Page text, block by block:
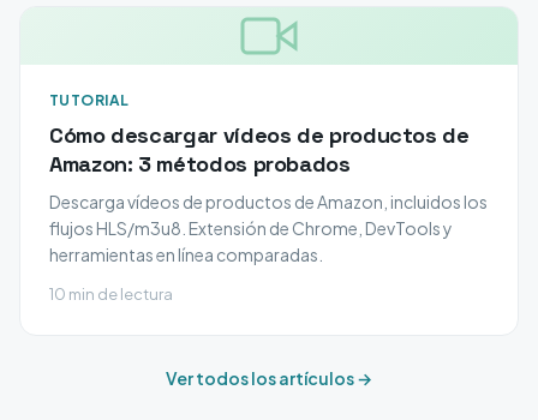
TUTORIAL
Cómo descargar vídeos de productos de
Amazon: 3 métodos probados
Descarga vídeos de productos de Amazon, incluidos los
flujos HLS/m3u8. Extensión de Chrome, DevTools y
herramientas en línea comparadas.
10 min de lectura
Ver todos los artículos →